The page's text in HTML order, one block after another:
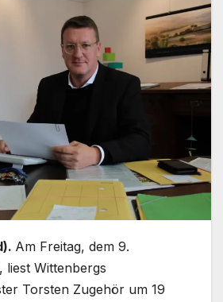
Am Freitag, dem 9.
liest Wittenbergs
Torsten Zugehör um 19